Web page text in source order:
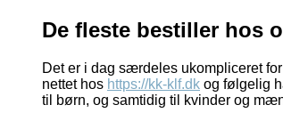
De fleste bestiller hos
Det er i dag særdeles ukompliceret
nettet hos https://kk-klf.dk og følgelig
til børn, og samtidig til kvinder og